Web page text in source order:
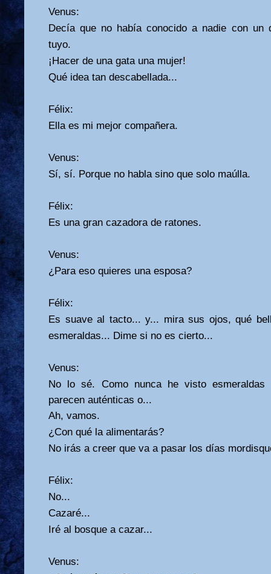
Venus:
Decía que no había conocido a nadie con un
tuyo.
¡Hacer de una gata una mujer!
Qué idea tan descabellada...
Félix:
Ella es mi mejor compañera.
Venus:
Sí, sí. Porque no habla sino que solo maúlla.
Félix:
Es una gran cazadora de ratones.
Venus:
¿Para eso quieres una esposa?
Félix:
Es suave al tacto... y... mira sus ojos, qué
esmeraldas... Dime si no es cierto...
Venus:
No lo sé. Como nunca he visto
parecen auténticas o...
Ah, vamos.
¿Con qué la alimentarás?
No irás a creer que va a pasar los días
Félix:
No...
Cazaré...
Iré al bosque a cazar...
Venus: